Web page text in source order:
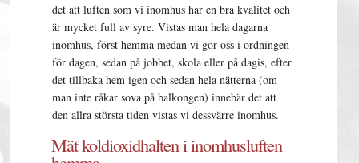
det att luften som vi inomhus har en bra kvalitet och
är mycket full av syre. Vistas man hela dagarna
inomhus, först hemma medan vi gör oss i ordningen
för dagen, sedan på jobbet, skola eller på dagis, efter
det tillbaka hem igen och sedan hela nätterna (om
man inte råkar sova på balkongen) innebär det att
den allra största tiden vistas vi dessvärre inomhus.
Mät koldioxidhalten i inomhusluften